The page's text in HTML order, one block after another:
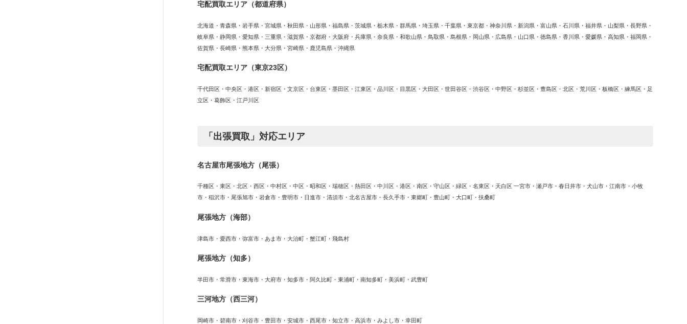
宅配買取エリア（都道府県）
北海道・青森県・岩手県・宮城県・秋田県・山形県・福島県・茨城県・栃木県・群馬県・埼玉県・千葉県・東京都・神奈川県・新潟県・富山県・石川県・福井県・山梨県・長野県・
岐阜県・静岡県・愛知県・三重県・滋賀県・京都府・大阪府・兵庫県・奈良県・和歌山県・鳥取県・島根県・岡山県・広島県・山口県・徳島県・香川県・愛媛県・高知県・福岡県・
佐賀県・長崎県・熊本県・大分県・宮崎県・鹿児島県・沖縄県
宅配買取エリア（東京23区）
千代田区・中央区・港区・新宿区・文京区・台東区・墨田区・江東区・品川区・目黒区・大田区・世田谷区・渋谷区・中野区・杉並区・豊島区・北区・荒川区・板橋区・練馬区・足
立区・葛飾区・江戸川区
「出張買取」対応エリア
名古屋市尾張地方（尾張）
千種区・東区・北区・西区・中村区・中区・昭和区・瑞穂区・熱田区・中川区・港区・南区・守山区・緑区・名東区・天白区 一宮市・瀬戸市・春日井市・犬山市・江南市・小牧
市・稲沢市・尾張旭市・岩倉市・豊明市・日進市・清須市・北名古屋市・長久手市・東郷町・豊山町・大口町・扶桑町
尾張地方（海部）
津島市・愛西市・弥富市・あま市・大治町・蟹江町・飛島村
尾張地方（知多）
半田市・常滑市・東海市・大府市・知多市・阿久比町・東浦町・南知多町・美浜町・武豊町
三河地方（西三河）
岡崎市・碧南市・刈谷市・豊田市・安城市・西尾市・知立市・高浜市・みよし市・幸田町